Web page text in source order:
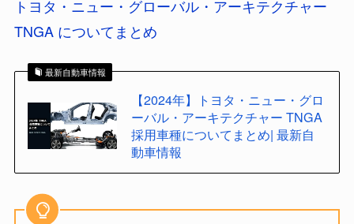
トヨタ・ニュー・グローバル・アーキテクチャー
TNGA についてまとめ
最新自動車情報
【2024年】トヨタ・ニュー・グロ
ーバル・アーキテクチャー TNGA
採用車種についてまとめ| 最新自
動車情報